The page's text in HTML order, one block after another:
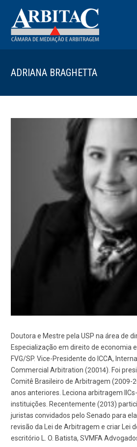
ADRIANA BRAGHETTA
Doutora e Mestre pela USP na área de
Especialização em direito de economia
FVG/SP. Vice-Presidente do ICCA,
Commercial Arbitration (20014). Foi
Comitê Brasileiro de Arbitragem (2009-
anos anteriores. Leciona arbitragem
instituições. Recentemente (2013)
juristas convidados pelo Senado para
revisão da Lei de Arbitragem e criar Lei
escritório L. O. Batista, SVMFA